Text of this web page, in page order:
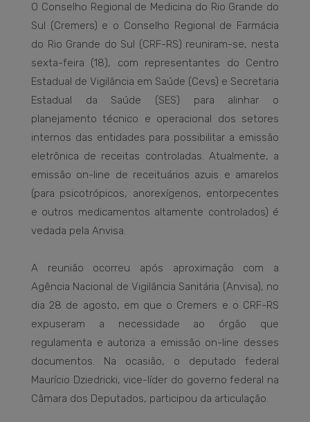
O Conselho Regional de Medicina do Rio Grande do
Sul (Cremers) e o Conselho Regional de Farmácia
do Rio Grande do Sul (CRF-RS) reuniram-se, nesta
sexta-feira (18), com representantes do Centro
Estadual de Vigilância em Saúde (Cevs) e Secretaria
Estadual da Saúde (SES) para alinhar o
planejamento técnico e operacional dos setores
internos das entidades para possibilitar a emissão
eletrônica de receitas controladas. Atualmente, a
emissão on-line de receituários azuis e amarelos
(para psicotrópicos, anorexígenos, entorpecentes
e outros medicamentos altamente controlados) é
vedada pela Anvisa.
A reunião ocorreu após aproximação com a
Agência Nacional de Vigilância Sanitária (Anvisa), no
dia 28 de agosto, em que o Cremers e o CRF-RS
expuseram a necessidade ao órgão que
regulamenta e autoriza a emissão on-line desses
documentos. Na ocasião, o deputado federal
Maurício Dziedricki, vice-líder do governo federal na
Câmara dos Deputados, participou da articulação.